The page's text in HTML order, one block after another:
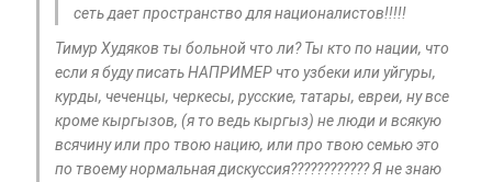
сеть дает пространство для националистов!!!!!
Тимур Худяков ты больной что ли? Ты кто по нации, что
если я буду писать НАПРИМЕР что узбеки или уйгуры,
курды, чеченцы, черкесы, русские, татары, евреи, ну все
кроме кыргызов, (я то ведь кыргыз) не люди и всякую
всячину или про твою нацию, или про твою семью это
по твоему нормальная дискуссия???????????? Я не знаю